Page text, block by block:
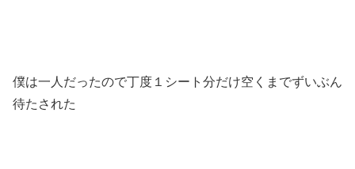
僕は一人だったので丁度１シート分だけ空くまでずいぶん
待たされた